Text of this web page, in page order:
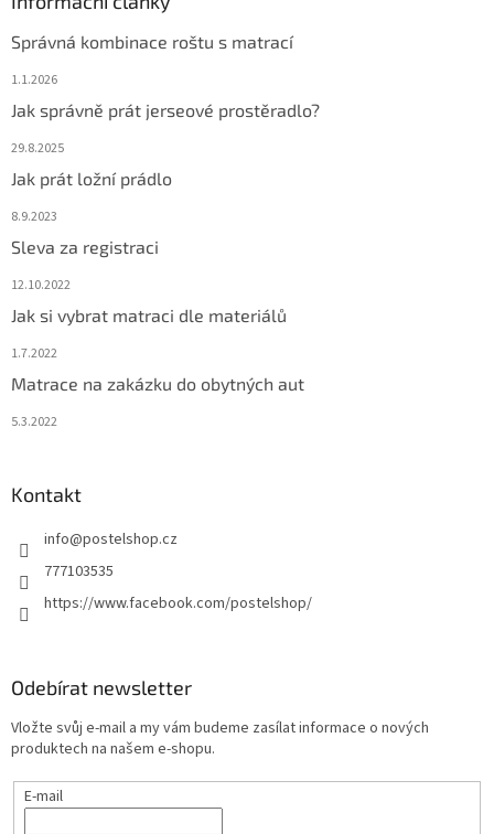
Správná kombinace roštu s matrací
1.1.2026
Jak správně prát jerseové prostěradlo?
29.8.2025
Jak prát ložní prádlo
8.9.2023
Sleva za registraci
12.10.2022
Jak si vybrat matraci dle materiálů
1.7.2022
Matrace na zakázku do obytných aut
5.3.2022
Kontakt
info@postelshop.cz
777103535
https://www.facebook.com/postelshop/
Odebírat newsletter
Vložte svůj e-mail a my vám budeme zasílat informace o nových
produktech na našem e-shopu.
E-mail